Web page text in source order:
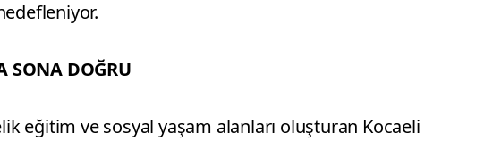
SONA DOĞRU
eğitim ve sosyal yaşam alanları oluşturan Kocaeli